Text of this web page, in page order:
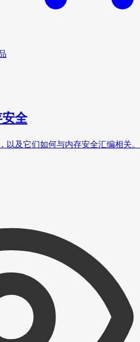
全
及它们如何与内存安全汇编相关。